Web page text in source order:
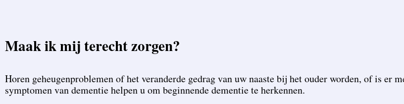
Maak ik mij terecht zorgen?
Horen geheugenproblemen of het veranderde gedrag van uw naaste bij het ouder worden, of is er
symptomen van dementie helpen u om beginnende dementie te herkennen.